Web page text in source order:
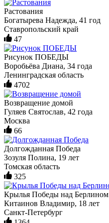
Растования
Богатырева Надежда, 41 год
Ставропольский край
47
Рисунок ПОБЕДЫ
Воробьёва Диана, 34 года
Ленинградская область
4702
Возвращение домой
Гуляев Святослав, 42 года
Москва
66
Долгожданная Победа
Зозуля Полина, 19 лет
Томская область
325
Крылья Победы над Берлином
Китаинов Владимир, 18 лет
Санкт-Петербург